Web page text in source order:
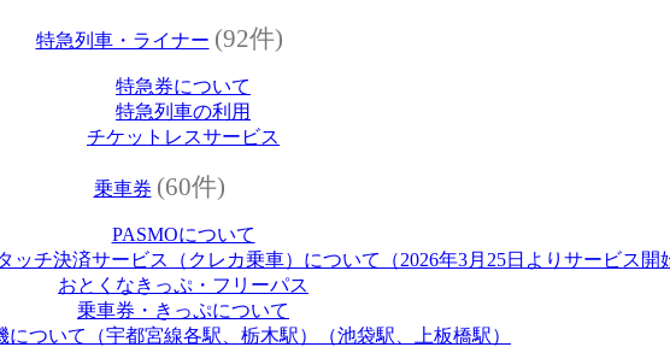
特急列車・ライナー (92件)
特急券について
特急列車の利用
チケットレスサービス
乗車券 (60件)
PASMOについて
チ決済サービス（クレカ乗車）について（2026年3月25日よりサービス開
おとくなきっぷ・フリーパス
乗車券・きっぷについて
について（宇都宮線各駅、栃木駅）（池袋駅、上板橋駅）